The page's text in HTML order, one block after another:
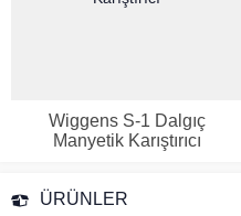
Wiggens S-1 Dalgıç
Manyetik Karıştırıcı
ÜRÜNLER